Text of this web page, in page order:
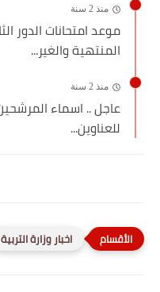
منذ 2 سنة
المنتهية والغير...
منذ 2 سنة
للعناوين...
اخبار وزارة التربية